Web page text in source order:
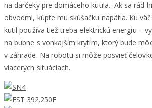
na darčeky pre domáceho kutila. Ak sa rád
obvodmi, kúpte mu skúšačku napätia. Ku
kutil používa tiež treba elektrickú energiu –
na bubne s vonkajším krytím, ktorý bude
v záhrade. Na robotu si môže posvieť
viacerých situáciach.